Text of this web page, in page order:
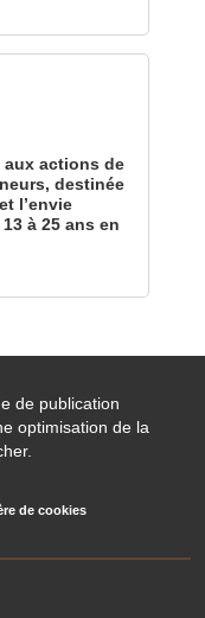
aux actions de
destinée
l’envie
à 25 ans en
de publication
optimisation de la
de cookies